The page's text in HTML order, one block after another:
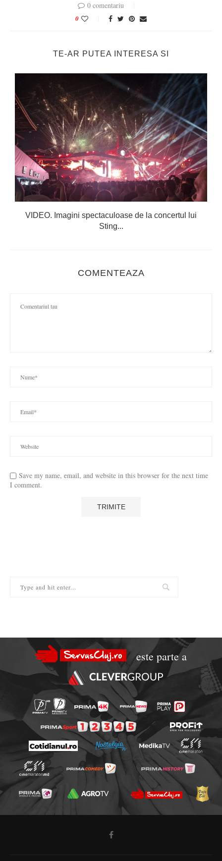
0 comentariu
0
TE-AR PUTEA INTERESA SI
VIDEO. Imagini spectaculoase de la concertul lui
Sting...
COMENTEAZA
Save my name, email, and website in this browser for the next time
I comment.
este parte a